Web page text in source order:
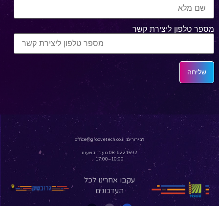
מספר טלפון ליצירת קשר
לבירורים: office@groovetech.co.il
08-6221592 מענה בשעות
10:00–17:00
עקבו אחרינו לכל
העדכונים